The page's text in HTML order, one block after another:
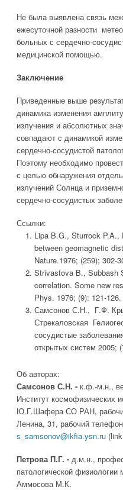
Не была выявлена связь
ежесуточной разности
больных с сердечно-
медицинской помощью.
Заключение
Приведенные выше
динамика изменения
излучения и абсолютных
совпадают с динамикой
сердечно-сосудистой
Поэтому необходимо
с целью обнаружения
излучений Солнца и
сердечно-сосудистых
Ссылки:
Lipa B.G., Sturrock P.A.,
between geomagnetic
Nature.1976; (259); 302-
Strivastova B., Subbash
correlation. Some new
Phys. 1976; (9): 121-126.
Самсонов С.Н., Г.Ф.
Стрекаловская
сосудистые
открытых систем 2005;
Об авторах:
Самсонов С.Н. - к.ф.-м.н.,
Институт космофизических
Ю.Г.Шафера СО РАН,
Ленина, 31, рабочий
s_samsonov@ikfia.ysn.ru(link
Петрова П.Г. - д.м.н.,
патологической
Аммосова М.К.